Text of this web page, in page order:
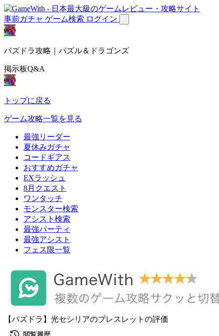
事前ガチャ ゲーム検索 ログイン
パズドラ攻略｜パズル＆ドラゴンズ
掲示板Q&A
トップに戻る
ゲーム攻略一覧を見る
最強リーダー
夏休みガチャ
コードギアス
おすすめガチャ
EXラッシュ
8月クエスト
ワンタッチ
モンスター検索
アシスト検索
最強パーティ
最強アシスト
フェス限一覧
【パズドラ】光セシリアのブレスレットの評価